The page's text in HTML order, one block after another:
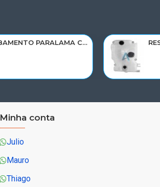
ACABAMENTO PARALAMA CABINE SCANIA NTG P/G/R/S LD PARTE TRAS 2297996
Minha conta
Julio
Mauro
Thiago